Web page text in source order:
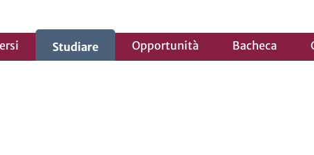
Studiare Opportunità Bacheca